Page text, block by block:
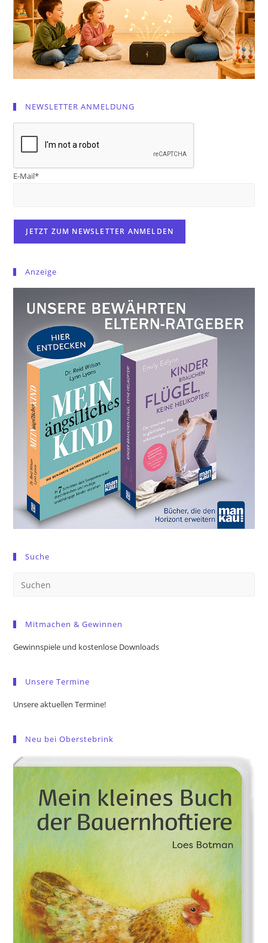
NEWSLETTER ANMELDUNG
E-Mail*
Anzeige
Suche
Mitmachen & Gewinnen
Gewinnspiele und kostenlose Downloads
Unsere Termine
Unsere aktuellen Termine!
Neu bei Oberstebrink